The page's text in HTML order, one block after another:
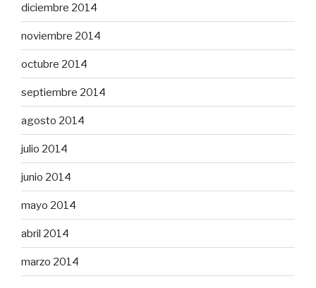
diciembre 2014
noviembre 2014
octubre 2014
septiembre 2014
agosto 2014
julio 2014
junio 2014
mayo 2014
abril 2014
marzo 2014